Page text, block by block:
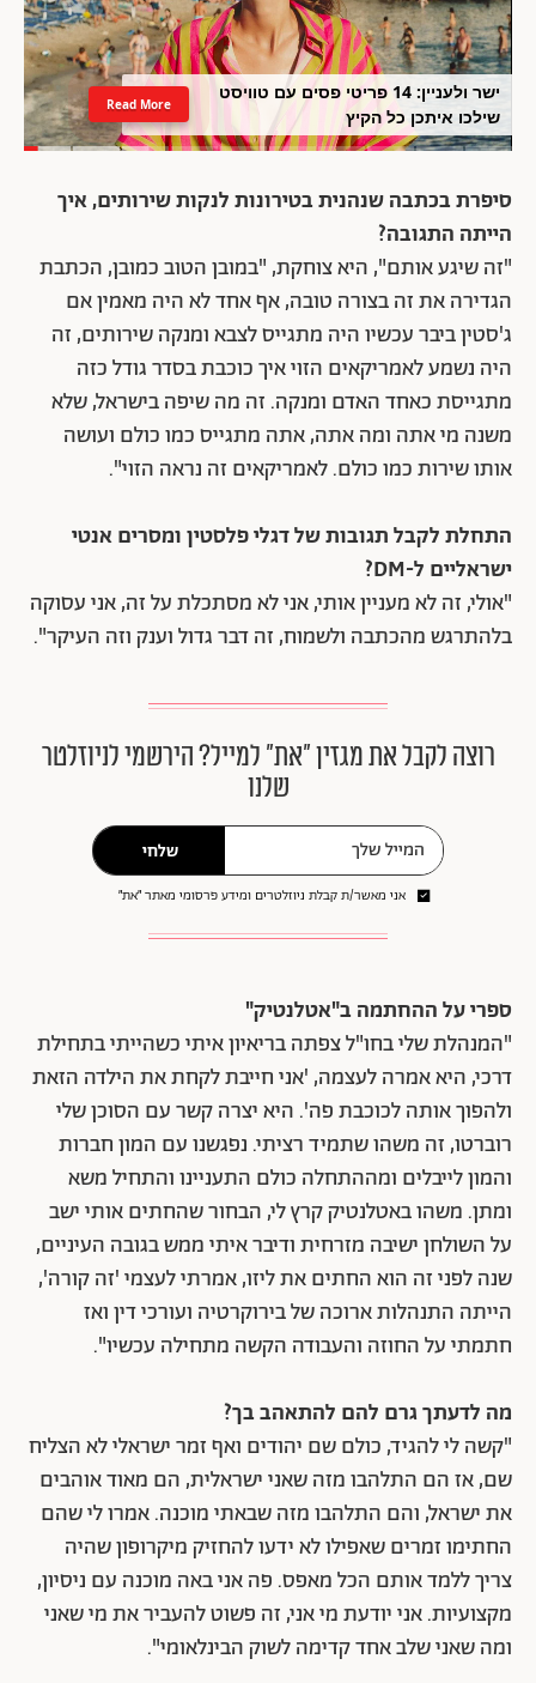
ישר ולעניין: 14 פריטי פסים עם טוויסט
שילכו איתכן כל הקיץ
Read More
סיפרת בכתבה שנהנית בטירונות לנקות שירותים, איך
הייתה התגובה?
"זה שיגע אותם", היא צוחקת, "במובן הטוב כמובן, הכתבת
הגדירה את זה בצורה טובה, אף אחד לא היה מאמין אם
ג'סטין ביבר עכשיו היה מתגייס לצבא ומנקה שירותים, זה
היה נשמע לאמריקאים הזוי איך כוכבת בסדר גודל כזה
מתגייסת כאחד האדם ומנקה. זה מה שיפה בישראל, שלא
משנה מי אתה ומה אתה, אתה מתגייס כמו כולם ועושה
אותו שירות כמו כולם. לאמריקאים זה נראה הזוי".
התחלת לקבל תגובות של דגלי פלסטין ומסרים אנטי
ישראליים ל-DM?
"אולי, זה לא מעניין אותי, אני לא מסתכלת על זה, אני עסוקה
בלהתרגש מהכתבה ולשמוח, זה דבר גדול וענק וזה העיקר".
רוצה לקבל את מגזין ״את״ למייל? הירשמי לניוזלטר
שלנו
שלחי
אני מאשר/ת קבלת ניוזלטרים ומידע פרסומי מאתר ״את״
ספרי על ההחתמה ב"אטלנטיק"
"המנהלת שלי בחו"ל צפתה בריאיון איתי כשהייתי בתחילת
דרכי, היא אמרה לעצמה, 'אני חייבת לקחת את הילדה הזאת
ולהפוך אותה לכוכבת פה'. היא יצרה קשר עם הסוכן שלי
רוברטו, זה משהו שתמיד רציתי. נפגשנו עם המון חברות
והמון לייבלים ומההתחלה כולם התעניינו והתחיל משא
ומתן. משהו באטלנטיק קרץ לי, הבחור שהחתים אותי ישב
על השולחן ישיבה מזרחית ודיבר איתי ממש בגובה העיניים,
שנה לפני זה הוא החתים את ליזו, אמרתי לעצמי 'זה קורה',
הייתה התנהלות ארוכה של בירוקרטיה ועורכי דין ואז
חתמתי על החוזה והעבודה הקשה מתחילה עכשיו".
מה לדעתך גרם להם להתאהב בך?
"קשה לי להגיד, כולם שם יהודים ואף זמר ישראלי לא הצליח
שם, אז הם התלהבו מזה שאני ישראלית, הם מאוד אוהבים
את ישראל, והם התלהבו מזה שבאתי מוכנה. אמרו לי שהם
החתימו זמרים שאפילו לא ידעו להחזיק מיקרופון שהיה
צריך ללמד אותם הכל מאפס. פה אני באה מוכנה עם ניסיון,
מקצועיות. אני יודעת מי אני, זה פשוט להעביר את מי שאני
ומה שאני שלב אחד קדימה לשוק הבינלאומי".